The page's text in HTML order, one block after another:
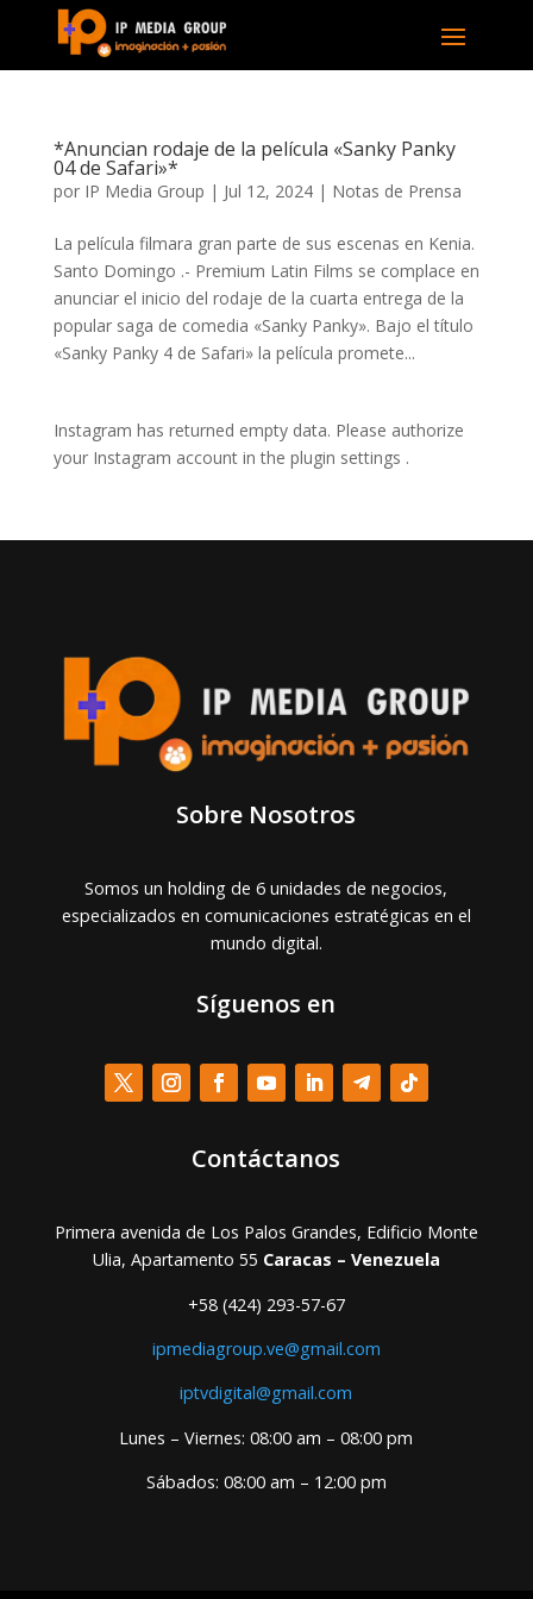
*Anuncian rodaje de la película «Sanky Panky
04 de Safari»*
por IP Media Group | Jul 12, 2024| Notas de Prensa
La película filmara gran parte de sus escenas en Kenia.
Santo Domingo .- Premium Latin Films se complace en
anunciar el inicio del rodaje de la cuarta entrega de la
popular saga de comedia «Sanky Panky». Bajo el título
«Sanky Panky 4 de Safari» la película promete...
Instagram has returned empty data. Please authorize
your Instagram account in the plugin settings .
Sobre Nosotros
Somos un holding de 6 unidades de negocios,
especializados en comunicaciones estratégicas en el
mundo digital.
Síguenos en
Contáctanos
Primera avenida de Los Palos Grandes, Edificio Monte
Ulia, Apartamento 55 Caracas – Venezuela
+58 (424) 293-57-67
ipmediagroup.ve@gmail.com
iptvdigital@gmail.com
Lunes – Viernes: 08:00 am – 08:00 pm
Sábados: 08:00 am – 12:00 pm